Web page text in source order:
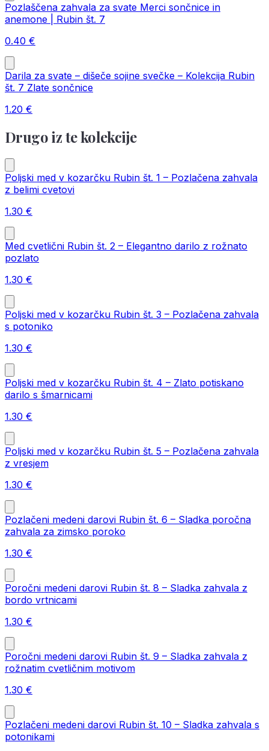
Pozlaščena zahvala za svate Merci sončnice in
anemone | Rubin št. 7
0.40 €
Darila za svate – dišeče sojine svečke – Kolekcija Rubin
št. 7 Zlate sončnice
1.20 €
Drugo iz te kolekcije
Poljski med v kozarčku Rubin št. 1 – Pozlačena zahvala
z belimi cvetovi
1.30 €
Med cvetlični Rubin št. 2 – Elegantno darilo z rožnato
pozlato
1.30 €
Poljski med v kozarčku Rubin št. 3 – Pozlačena zahvala
s potoniko
1.30 €
Poljski med v kozarčku Rubin št. 4 – Zlato potiskano
darilo s šmarnicami
1.30 €
Poljski med v kozarčku Rubin št. 5 – Pozlačena zahvala
z vresjem
1.30 €
Pozlačeni medeni darovi Rubin št. 6 – Sladka poročna
zahvala za zimsko poroko
1.30 €
Poročni medeni darovi Rubin št. 8 – Sladka zahvala z
bordo vrtnicami
1.30 €
Poročni medeni darovi Rubin št. 9 – Sladka zahvala z
rožnatim cvetličnim motivom
1.30 €
Pozlačeni medeni darovi Rubin št. 10 – Sladka zahvala s
potonikami